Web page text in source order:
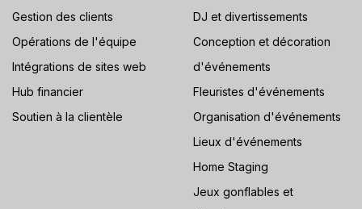
Gestion des clients
Opérations de l'équipe
Intégrations de sites web
Hub financier
Soutien à la clientèle
DJ et divertissements
Conception et décoration
d'événements
Fleuristes d'événements
Organisation d'événements
Lieux d'événements
Home Staging
Jeux gonflables et